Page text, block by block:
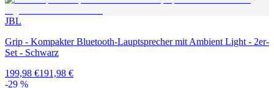
JBL
Grip - Kompakter Bluetooth-Lauptsprecher mit Ambient Light - 2er-
Set - Schwarz
199,98 €191,98 €
-29 %